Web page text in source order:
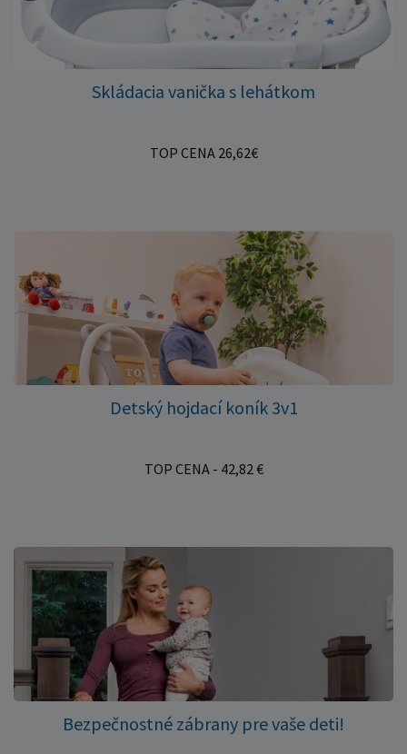
Skládacia vanička s lehátkom
TOP CENA 26,62€
Detský hojdací koník 3v1
TOP CENA - 42,82 €
Bezpečnostné zábrany pre vaše deti!